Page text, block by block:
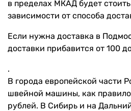
в пределах МКАД будет
зависимости от способа
Если нужна доставка в
доставки прибавится от 100
.
В города европейской части
швейной машины, как
рублей. В Сибирь и на